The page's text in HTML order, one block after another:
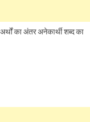
का अंतर अनेकार्थी शब्द का